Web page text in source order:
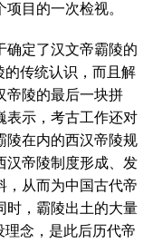
目的一次检视。
定了汉文帝霸陵的
的传统认识，而且解
帝陵的最后一块拼
表示，考古工作还对
陵在内的西汉帝陵规
汉帝陵制度形成、发
，从而为中国古代帝
时，霸陵出土的大量
理念，是此后历代帝